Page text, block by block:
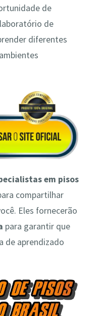
de
de
diferentes
em pisos
compartilhar
Eles fornecerão
para garantir que
de aprendizado